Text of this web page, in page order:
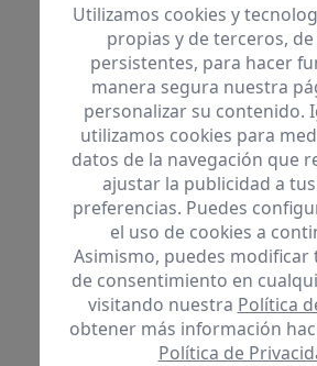
Miembros de:
Utilizamos cookies y
propias y de terceros,
persistentes, para hacer
manera segura nuestra
personalizar su contenido.
utilizamos cookies para
datos de la navegación que
ajustar la publicidad a
preferencias. Puedes
el uso de cookies a
Asimismo, puedes modificar
de consentimiento en
visitando nuestra Política
obtener más información
Política de